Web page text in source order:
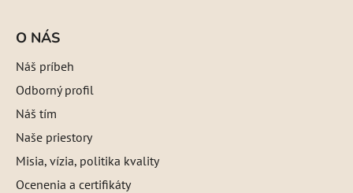
O NÁS
Náš príbeh
Odborný profil
Náš tím
Naše priestory
Misia, vízia, politika kvality
Ocenenia a certifikáty